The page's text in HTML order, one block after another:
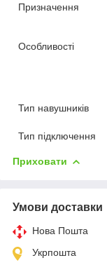
Призначення
Особливості
Тип навушників
Тип підключення
Приховати
Умови доставки
Нова Пошта
Укрпошта